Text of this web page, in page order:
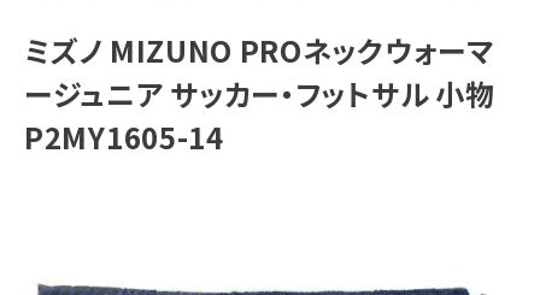
ACCOUNT MENU
ようこそ ゲスト 様
meeting_room ログイン person
ミズノ MIZUNO PROネックウォーマ
ージュニア サッカー・フットサル 小物
P2MY1605-14